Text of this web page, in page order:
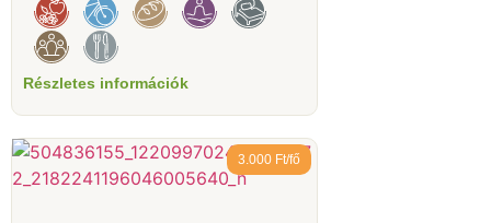
Részletes információk
3.000 Ft/fő